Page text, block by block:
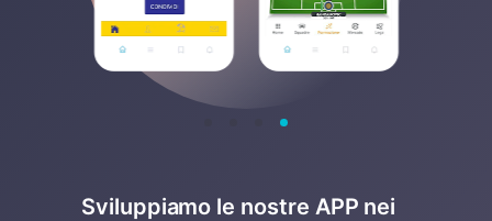
Sviluppiamo le nostre APP nei